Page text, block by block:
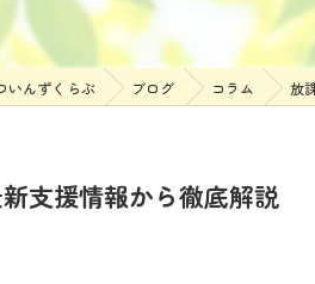
いんずくらぶ ブログ コラム 放
支援情報から徹底解説